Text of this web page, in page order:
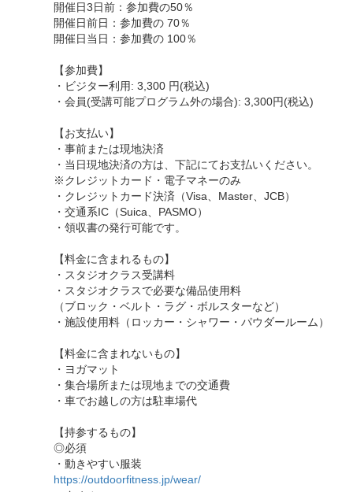
開催日3日前：参加費の50％
開催日前日：参加費の 70％
開催日当日：参加費の 100％
【参加費】
・ビジター利用: 3,300 円(税込)
・会員(受講可能プログラム外の場合): 3,300円(税込)
【お支払い】
・事前または現地決済
・当日現地決済の方は、下記にてお支払いください。
※クレジットカード・電子マネーのみ
・クレジットカード決済（Visa、Master、JCB）
・交通系IC（Suica、PASMO）
・領収書の発行可能です。
【料金に含まれるもの】
・スタジオクラス受講料
・スタジオクラスで必要な備品使用料
（ブロック・ベルト・ラグ・ボルスターなど）
・施設使用料（ロッカー・シャワー・パウダールーム）
【料金に含まれないもの】
・ヨガマット
・集合場所または現地までの交通費
・車でお越しの方は駐車場代
【持参するもの】
◎必須
・動きやすい服装
https://outdoorfitness.jp/wear/